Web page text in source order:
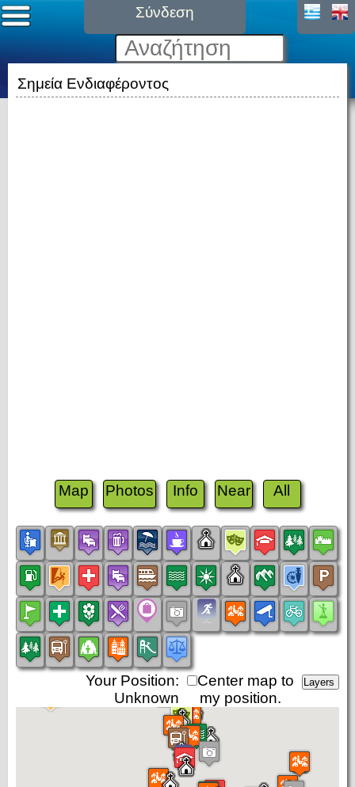
Σύνδεση
Σημεία Ενδιαφέροντος
Map Photos Info Near All
Center map to
my position.
Your Position:
Unknown